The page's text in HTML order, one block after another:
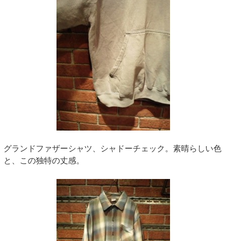
グランドファザーシャツ、シャドーチェック。素晴らしい色
と、この独特の丈感。